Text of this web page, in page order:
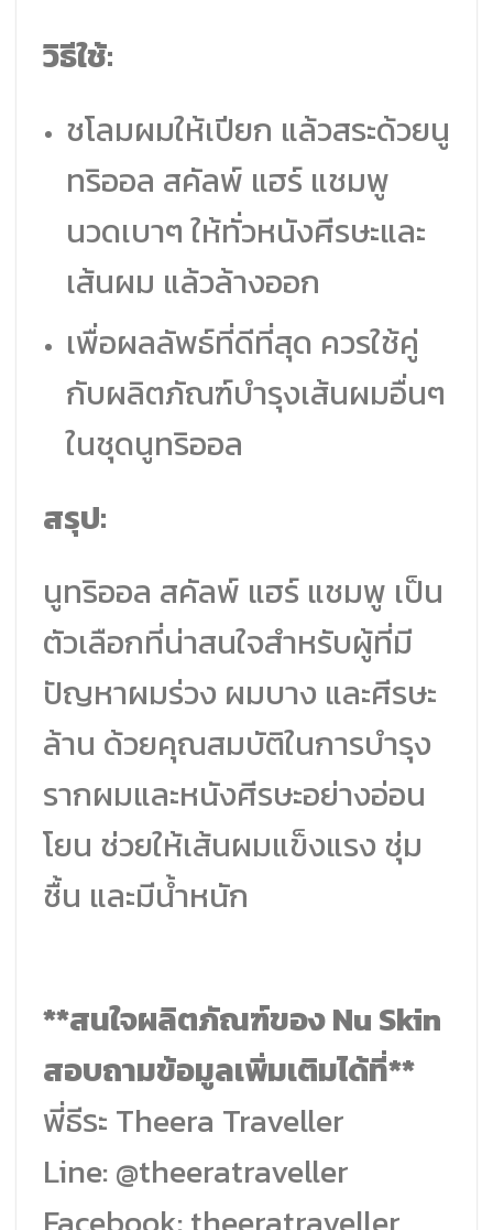
วิธีใช้:
ชโลมผมให้เปียก แล้วสระด้วยนู
ทริออล สคัลพ์ แฮร์ แชมพู
นวดเบาๆ ให้ทั่วหนังศีรษะและ
เส้นผม แล้วล้างออก
เพื่อผลลัพธ์ที่ดีที่สุด ควรใช้คู่
กับผลิตภัณฑ์บำรุงเส้นผมอื่นๆ
ในชุดนูทริออล
สรุป:
นูทริออล สคัลพ์ แฮร์ แชมพู เป็น
ตัวเลือกที่น่าสนใจสำหรับผู้ที่มี
ปัญหาผมร่วง ผมบาง และศีรษะ
ล้าน ด้วยคุณสมบัติในการบำรุง
รากผมและหนังศีรษะอย่างอ่อน
โยน ช่วยให้เส้นผมแข็งแรง ชุ่ม
ชื้น และมีน้ำหนัก
**สนใจผลิตภัณฑ์ของ Nu Skin
สอบถามข้อมูลเพิ่มเติมได้ที่**
พี่ธีระ Theera Traveller
Line: @theeratraveller